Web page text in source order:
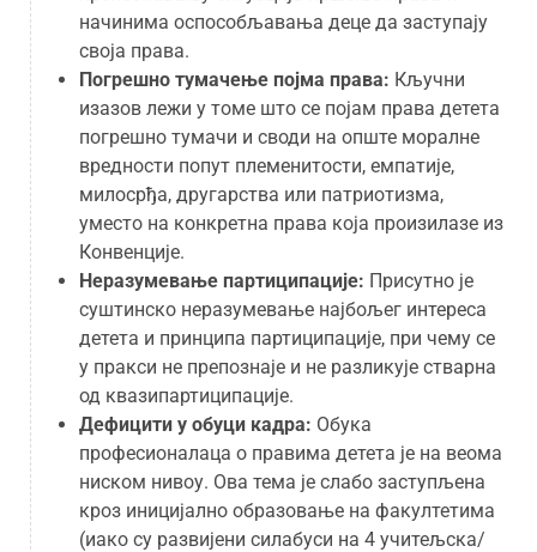
начинима оспособљавања деце да заступају
своја права.
Погрешно тумачење појма права: Кључни
изазов лежи у томе што се појам права детета
погрешно тумачи и своди на опште моралне
вредности попут племенитости, емпатије,
милосрђа, другарства или патриотизма,
уместо на конкретна права која произилазе из
Конвенције.
Неразумевање партиципације: Присутно је
суштинско неразумевање најбољег интереса
детета и принципа партиципације, при чему се
у пракси не препознаје и не разликује стварна
од квазипартиципације.
Дефицити у обуци кадра: Обука
професионалаца о правима детета је на веома
ниском нивоу. Ова тема је слабо заступљена
кроз иницијално образовање на факултетима
(иако су развијени силабуси на 4 учитељска/